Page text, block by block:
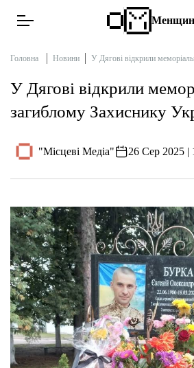
Новини
Інтерв’ю
Публікації
Про нас
Бюджет
Тендери
Підтримати
Головна Новини У Дягові відкрили
У Дягові відкрили
загиблому Захиснику
"Місцеві Медіа" 26 Сер 2025 |